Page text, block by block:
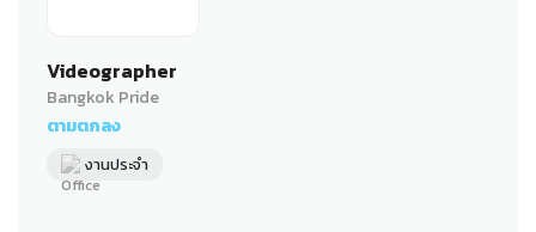
Videographer
Bangkok Pride
ตามตกลง
งานประจำ